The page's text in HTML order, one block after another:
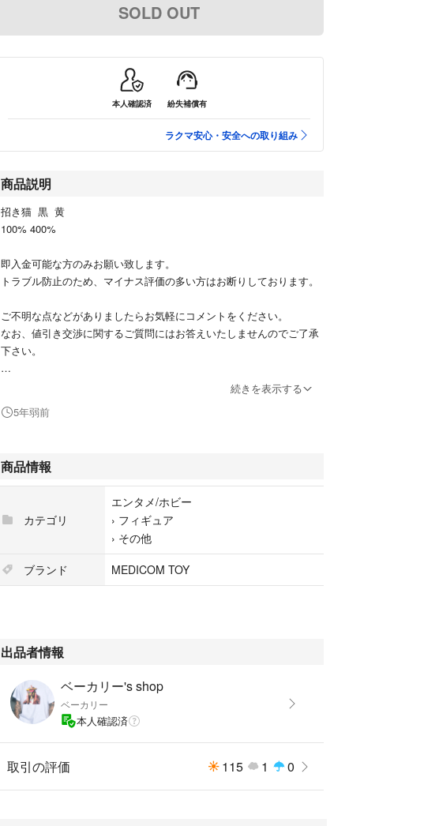
SOLD OUT
本人確認済 紛失補償有
ラクマ安心・安全への取り組み
商品説明
招き猫 黒 黄
100% 400%
即入金可能な方のみお願い致します。
トラブル防止のため、マイナス評価の多い方はお断りしております。
ご不明な点などがありましたらお気軽にコメントをください。
なお、値引き交渉に関するご質問にはお答えいたしませんのでご了承
下さい。
すり替え防止のため、返品不可とさせていただきます。続きを表示する
5年弱前
商品情報
カテゴリ
エンタメ/ホビー
› フィギュア
› その他
ブランド
MEDICOM TOY
出品者情報
ベーカリー's shop
ベーカリー
本人確認済
取引の評価 115 1 0